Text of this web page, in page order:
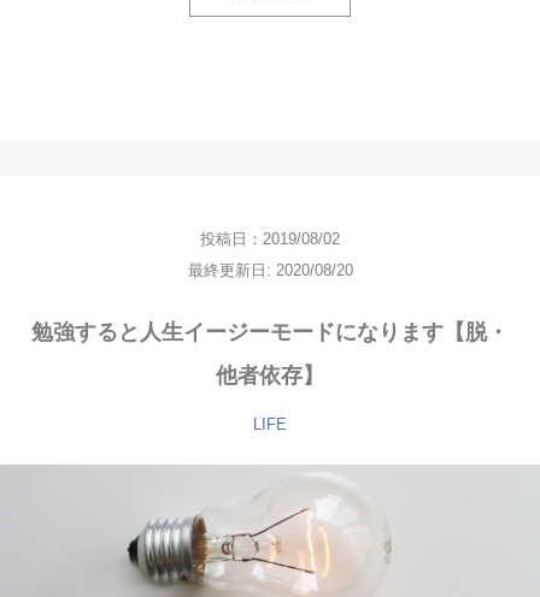
投稿日：2019/08/02
最終更新日: 2020/08/20
勉強すると人生イージーモードになります【脱・
他者依存】
LIFE